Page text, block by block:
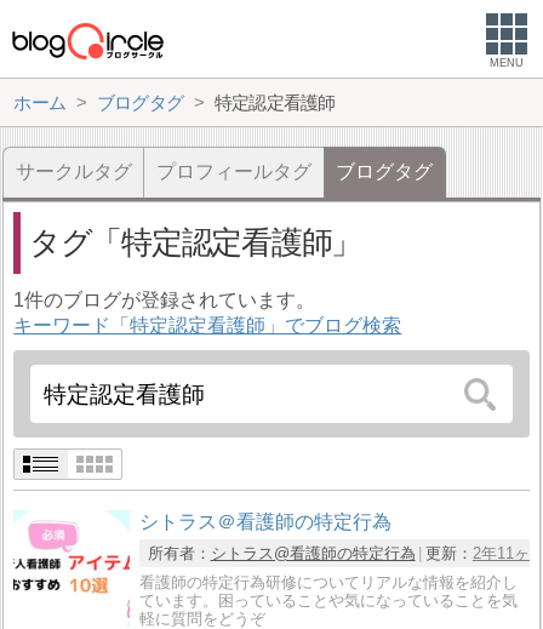
MENU
ホーム ブログタグ 特定認定看護師
サークルタグ プロフィールタグ ブログタグ
タグ 特定認定看護師
1件のブログが登録されています。
キーワード「特定認定看護師」でブログ検索
シトラス＠看護師の特定行為
所有者： シトラス@看護師の特定行為 更新： 2年11ヶ
看護師の特定行為研修についてリアルな情報を紹介し
ています。困っていることや気になっていることを気
軽に質問をどうぞ